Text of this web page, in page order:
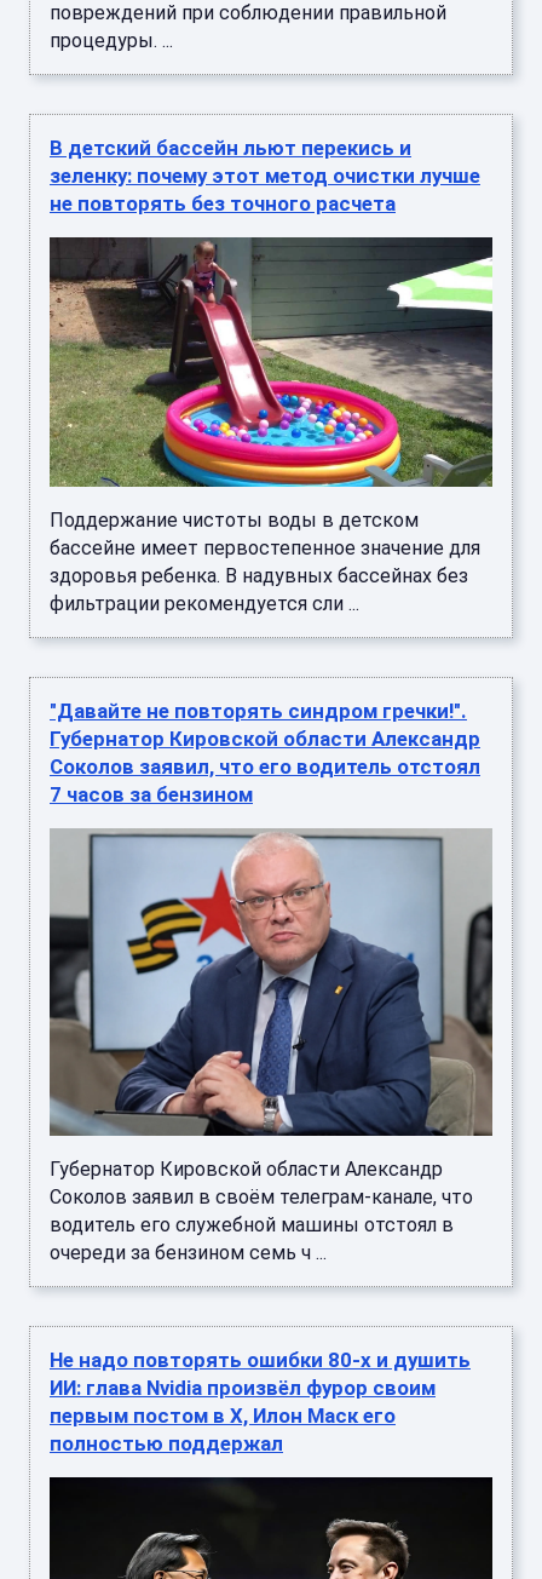
повреждений при соблюдении правильной
процедуры. ...
В детский бассейн льют перекись и
зеленку: почему этот метод очистки лучше
не повторять без точного расчета
Поддержание чистоты воды в детском
бассейне имеет первостепенное значение для
здоровья ребенка. В надувных бассейнах без
фильтрации рекомендуется сли ...
"Давайте не повторять синдром гречки!".
Губернатор Кировской области Александр
Соколов заявил, что его водитель отстоял
7 часов за бензином
Губернатор Кировской области Александр
Соколов заявил в своём телеграм-канале, что
водитель его служебной машины отстоял в
очереди за бензином семь ч ...
Не надо повторять ошибки 80-х и душить
ИИ: глава Nvidia произвёл фурор своим
первым постом в X, Илон Маск его
полностью поддержал